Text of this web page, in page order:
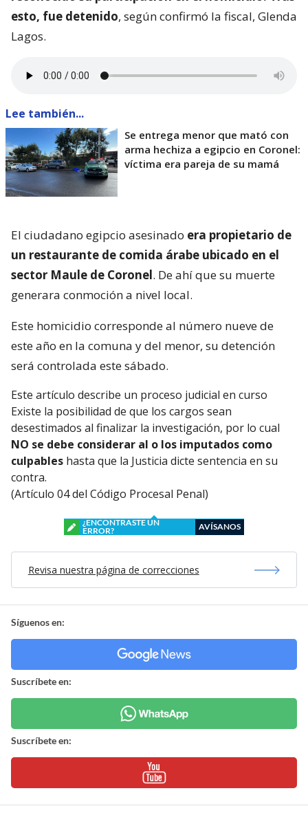
esto, fue detenido, según confirmó la fiscal, Glenda
Lagos.
Lee también...
Se entrega menor que mató con
arma hechiza a egipcio en Coronel:
víctima era pareja de su mamá
El ciudadano egipcio asesinado era propietario de
un restaurante de comida árabe ubicado en el
sector Maule de Coronel. De ahí que su muerte
generara conmoción a nivel local.
Este homicidio corresponde al número nueve de
este año en la comuna y del menor, su detención
será controlada este sábado.
Este artículo describe un proceso judicial en curso
Existe la posibilidad de que los cargos sean
desestimados al finalizar la investigación, por lo cual
NO se debe considerar al o los imputados como
culpables hasta que la Justicia dicte sentencia en su
contra.
(Artículo 04 del Código Procesal Penal)
¿ENCONTRASTE UN
ERROR?
AVÍSANOS
Revisa nuestra página de correcciones
Síguenos en:
Suscríbete en:
Suscríbete en: